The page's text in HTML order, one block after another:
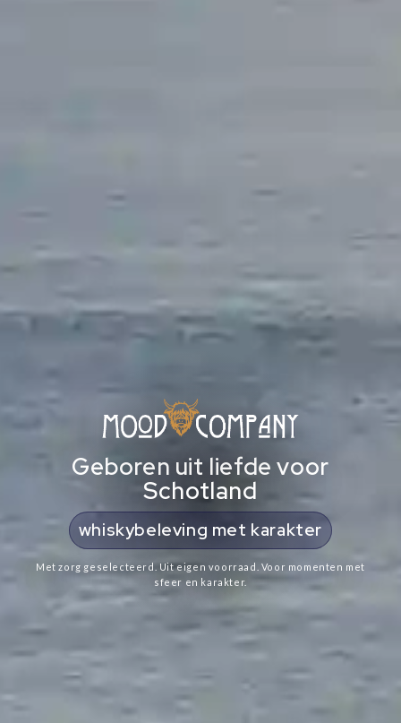
Geboren uit liefde voor
Schotland
cadeaus met Schotse ziel
Met zorg geselecteerd. Uit eigen voorraad. Voor momenten met
sfeer en karakter.